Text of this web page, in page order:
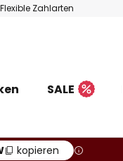
Flexible Zahlarten
SALE
kopieren